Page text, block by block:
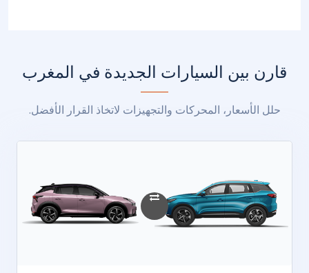
قارن بين السيارات الجديدة في المغرب
حلل الأسعار، المحركات والتجهيزات لاتخاذ القرار الأفضل.